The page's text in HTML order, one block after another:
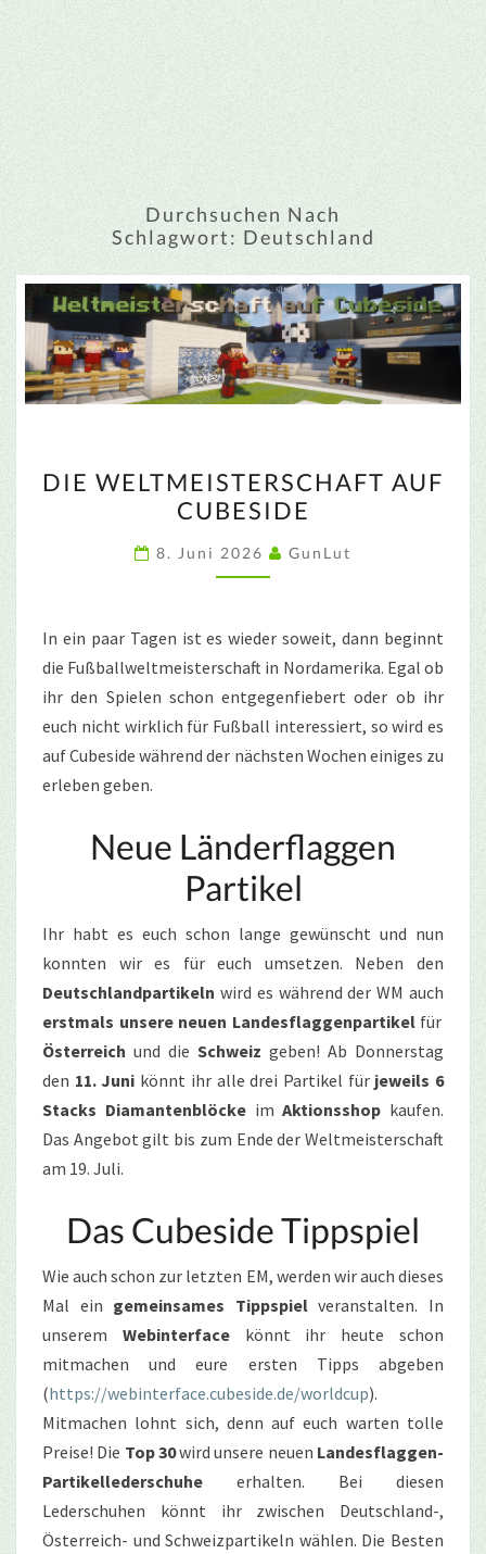
Durchsuchen Nach
Schlagwort: Deutschland
WELTMEISTERSCHAFT
AUF
CUBESIDE
DIE WELTMEISTERSCHAFT AUF
CUBESIDE
8. Juni 2026 GunLut
In ein paar Tagen ist es wieder soweit, dann beginnt
die Fußballweltmeisterschaft in Nordamerika. Egal ob
ihr den Spielen schon entgegenfiebert oder ob ihr
euch nicht wirklich für Fußball interessiert, so wird es
auf Cubeside während der nächsten Wochen einiges zu
erleben geben.
Neue Länderflaggen
Partikel
Ihr habt es euch schon lange gewünscht und nun
konnten wir es für euch umsetzen. Neben den
Deutschlandpartikeln wird es während der WM auch
erstmals unsere neuen Landesflaggenpartikelfür
Österreich und die Schweiz geben! Ab Donnerstag
den 11. Juni könnt ihr alle drei Partikel für jeweils 6
Stacks DiamantenblöckeimAktionsshop kaufen.
Das Angebot gilt bis zum Ende der Weltmeisterschaft
am 19. Juli.
Das Cubeside Tippspiel
Wie auch schon zur letzten EM, werden wir auch dieses
Mal ein gemeinsames Tippspielveranstalten. In
unserem Webinterfacekönnt ihr heute schon
mitmachen und eure ersten Tipps abgeben
(https://webinterface.cubeside.de/worldcup).
Mitmachen lohnt sich, denn auf euch warten tolle
Preise! Die Top 30wird unsere neuen Landesflaggen-
Partikellederschuhe erhalten. Bei diesen
Lederschuhen könnt ihr zwischen Deutschland-,
Österreich- und Schweizpartikeln wählen. Die Besten